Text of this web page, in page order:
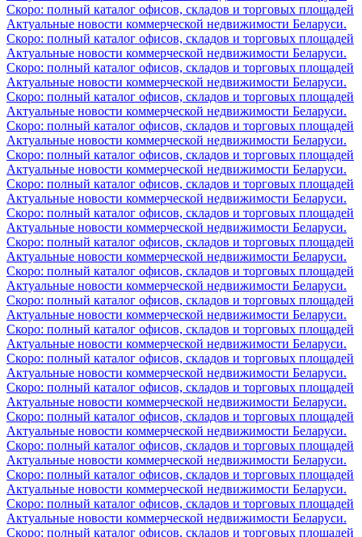
Скоро: полный каталог офисов, складов и торговых площадей
Актуальные новости коммерческой недвижимости Беларуси.
Скоро: полный каталог офисов, складов и торговых площадей
Актуальные новости коммерческой недвижимости Беларуси.
Скоро: полный каталог офисов, складов и торговых площадей
Актуальные новости коммерческой недвижимости Беларуси.
Скоро: полный каталог офисов, складов и торговых площадей
Актуальные новости коммерческой недвижимости Беларуси.
Скоро: полный каталог офисов, складов и торговых площадей
Актуальные новости коммерческой недвижимости Беларуси.
Скоро: полный каталог офисов, складов и торговых площадей
Актуальные новости коммерческой недвижимости Беларуси.
Скоро: полный каталог офисов, складов и торговых площадей
Актуальные новости коммерческой недвижимости Беларуси.
Скоро: полный каталог офисов, складов и торговых площадей
Актуальные новости коммерческой недвижимости Беларуси.
Скоро: полный каталог офисов, складов и торговых площадей
Актуальные новости коммерческой недвижимости Беларуси.
Скоро: полный каталог офисов, складов и торговых площадей
Актуальные новости коммерческой недвижимости Беларуси.
Скоро: полный каталог офисов, складов и торговых площадей
Актуальные новости коммерческой недвижимости Беларуси.
Скоро: полный каталог офисов, складов и торговых площадей
Актуальные новости коммерческой недвижимости Беларуси.
Скоро: полный каталог офисов, складов и торговых площадей
Актуальные новости коммерческой недвижимости Беларуси.
Скоро: полный каталог офисов, складов и торговых площадей
Актуальные новости коммерческой недвижимости Беларуси.
Скоро: полный каталог офисов, складов и торговых площадей
Актуальные новости коммерческой недвижимости Беларуси.
Скоро: полный каталог офисов, складов и торговых площадей
Актуальные новости коммерческой недвижимости Беларуси.
Скоро: полный каталог офисов, складов и торговых площадей
Актуальные новости коммерческой недвижимости Беларуси.
Скоро: полный каталог офисов, складов и торговых площадей
Актуальные новости коммерческой недвижимости Беларуси.
Скоро: полный каталог офисов, складов и торговых площадей